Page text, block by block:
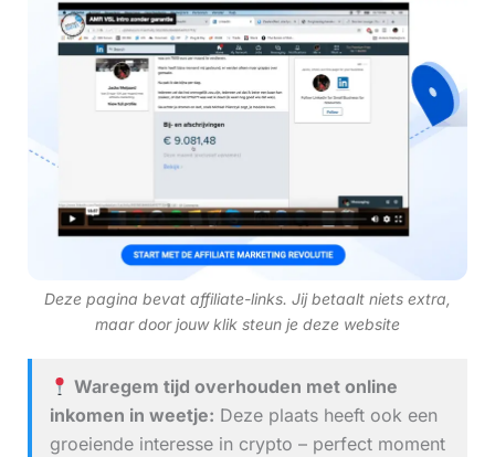
Deze pagina bevat affiliate-links. Jij betaalt niets extra,
maar door jouw klik steun je deze website
Waregem tijd overhouden met online
inkomen in weetje: Deze plaats heeft ook een
groeiende interesse in crypto – perfect moment